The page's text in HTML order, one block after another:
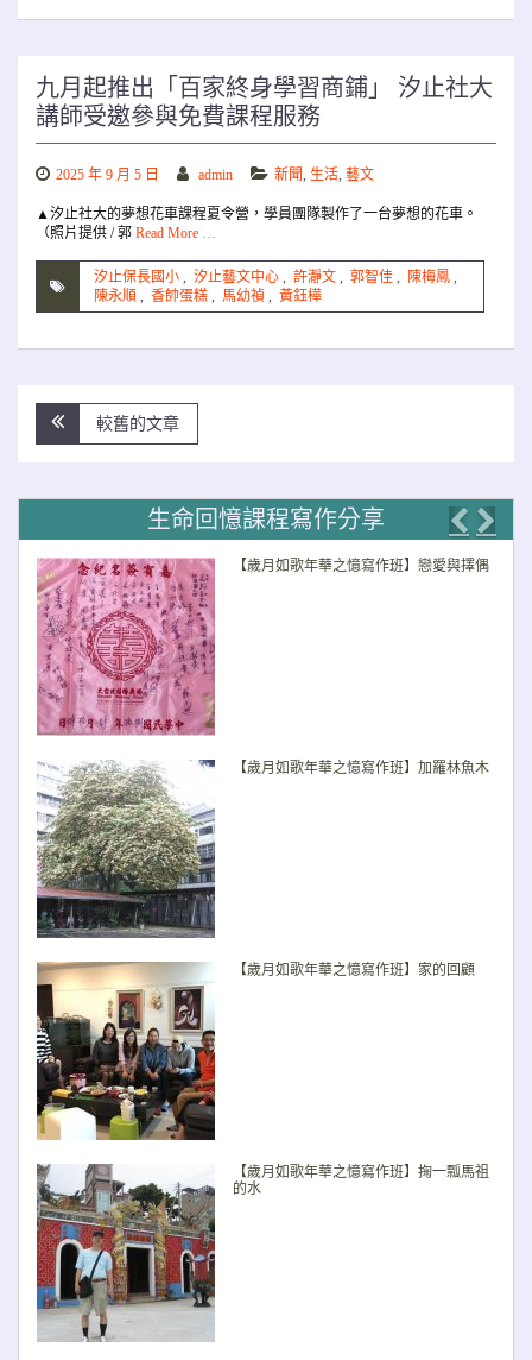
九月起推出「百家終身學習商鋪」 汐止社大
講師受邀參與免費課程服務
2025 年 9 月 5 日 admin 新聞, 生活, 藝文
▲汐止社大的夢想花車課程夏令營，學員團隊製作了一台夢想的花車。
（照片提供 / 郭 Read More …
汐止保長國小 , 汐止藝文中心 , 許瀞文 , 郭智佳 , 陳梅鳳 ,
陳永順 , 香帥蛋糕 , 馬幼禎 , 黃鈺樺
文
章
覽
較舊的文章
生命回憶課程寫作分享
【歲月如歌年華之憶寫作班】戀愛與擇偶
【歲月如歌年華之憶寫作班】加羅林魚木
【歲月如歌年華之憶寫作班】家的回顧
【歲月如歌年華之憶寫作班】掬一瓢馬祖
的水